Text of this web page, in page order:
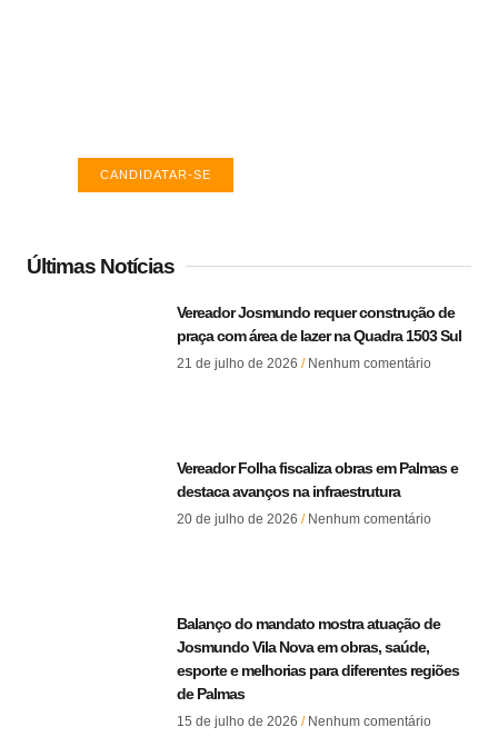
CANDIDATAR-SE
Últimas Notícias
Vereador Josmundo requer construção de
praça com área de lazer na Quadra 1503 Sul
21 de julho de 2026 Nenhum comentário
Vereador Folha fiscaliza obras em Palmas e
destaca avanços na infraestrutura
20 de julho de 2026 Nenhum comentário
Balanço do mandato mostra atuação de
Josmundo Vila Nova em obras, saúde,
esporte e melhorias para diferentes regiões
de Palmas
15 de julho de 2026 Nenhum comentário